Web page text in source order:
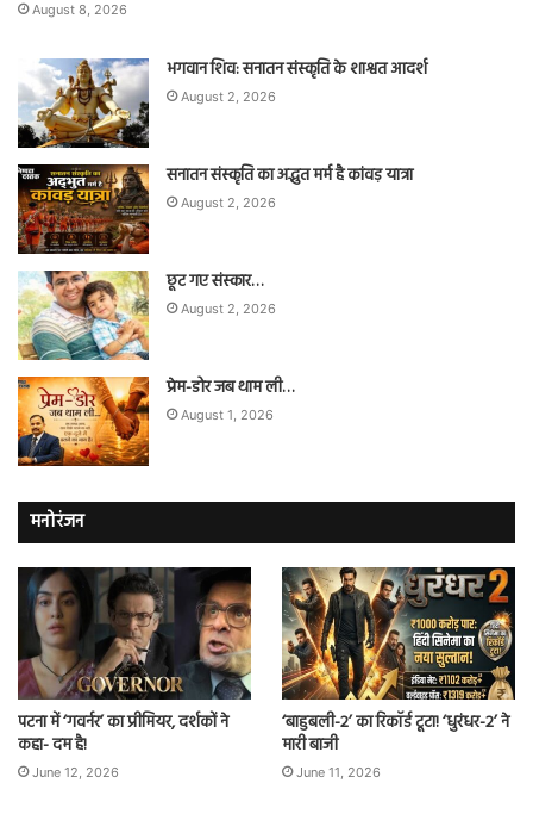
August 8, 2026
भगवान शिव: सनातन संस्कृति के शाश्वत आदर्श
August 2, 2026
सनातन संस्कृति का अद्भुत मर्म है कांवड़ यात्रा
August 2, 2026
छूट गए संस्कार…
August 2, 2026
प्रेम-डोर जब थाम ली…
August 1, 2026
मनोरंजन
पटना में ‘गवर्नर’ का प्रीमियर, दर्शकों ने
कहा- दम है!
June 12, 2026
‘बाहुबली-2’ का रिकॉर्ड टूटा! ‘धुरंधर-2’ ने
मारी बाजी
June 11, 2026